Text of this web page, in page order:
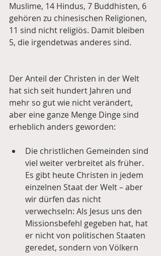
Muslime, 14 Hindus, 7 Buddhisten, 6
gehören zu chinesischen Religionen,
11 sind nicht religiös. Damit bleiben
5, die irgendetwas anderes sind.
Der Anteil der Christen in der Welt
hat sich seit hundert Jahren und
mehr so gut wie nicht verändert,
aber eine ganze Menge Dinge sind
erheblich anders geworden:
Die christlichen Gemeinden sind
viel weiter verbreitet als früher.
Es gibt heute Christen in jedem
einzelnen Staat der Welt – aber
wir dürfen das nicht
verwechseln: Als Jesus uns den
Missionsbefehl gegeben hat, hat
er nicht von politischen Staaten
geredet, sondern von Völkern